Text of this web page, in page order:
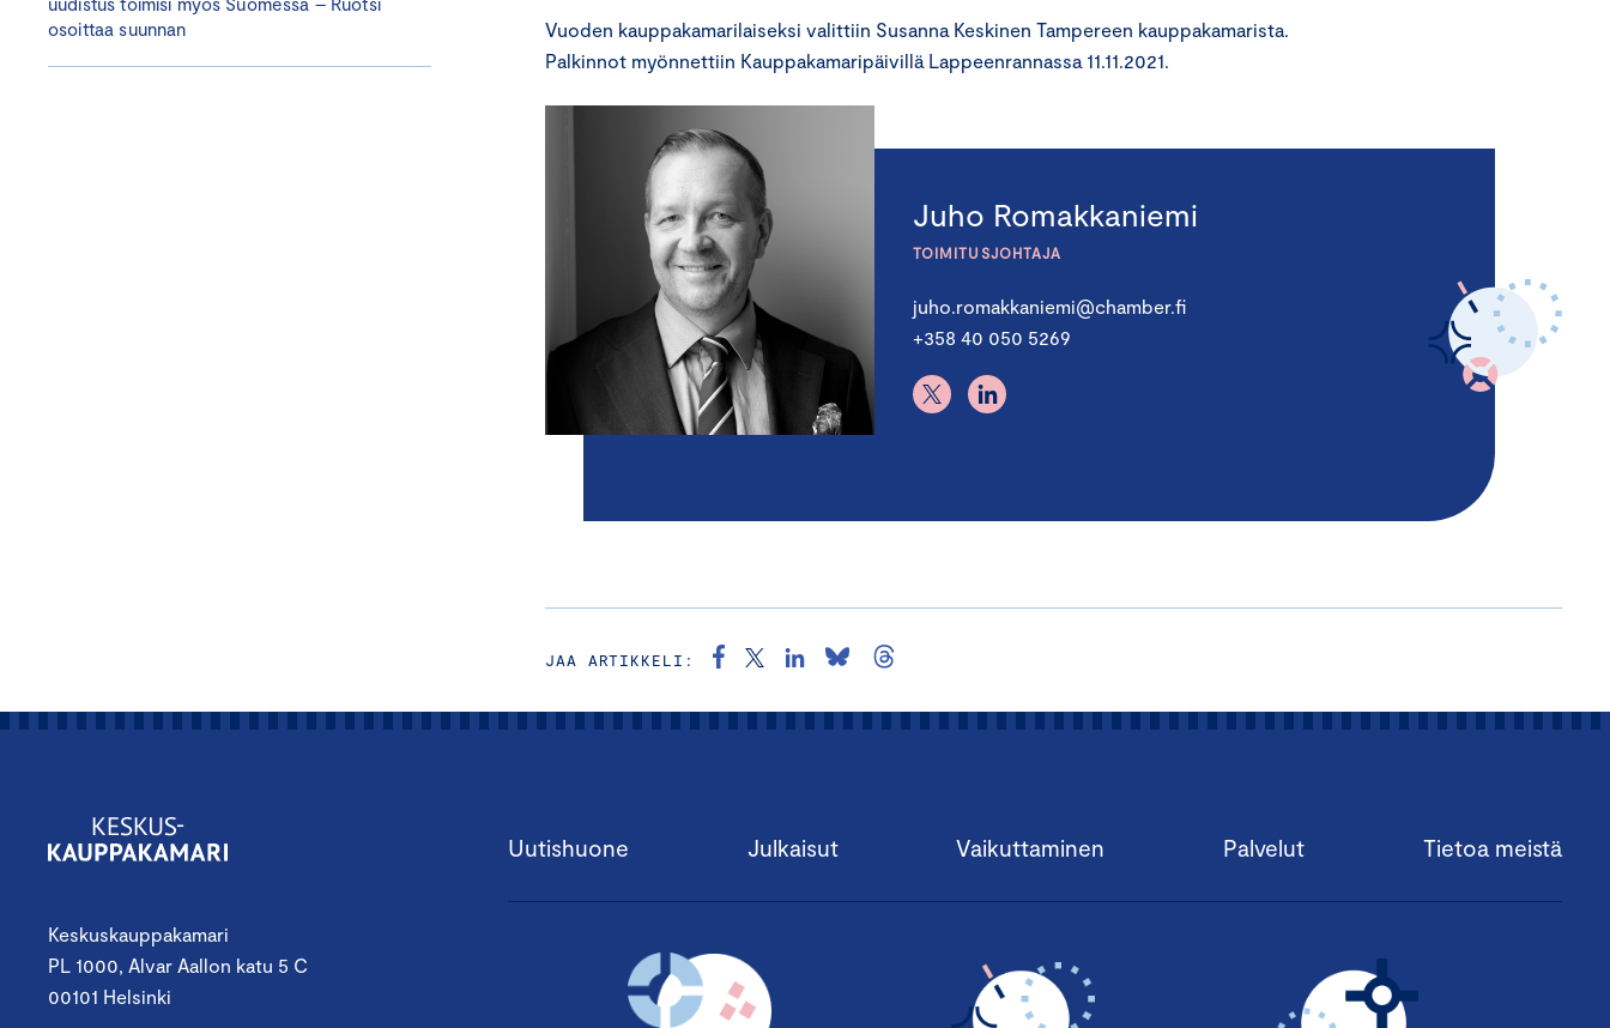
osoittaa suunnan
Vuoden kauppakamarilaiseksi valittiin Susanna Keskinen Tampereen kauppakamarista.
Palkinnot myönnettiin Kauppakamaripäivillä Lappeenrannassa 11.11.2021.
Juho Romakkaniemi
TOIMITUSJOHTAJA
juho.romakkaniemi@chamber.fi
+358 40 050 5269
JAA ARTIKKELI:
Keskuskauppakamari
PL 1000, Alvar Aallon katu 5 C
00101 Helsinki
Uutishuone Julkaisut Vaikuttaminen Palvelut Tietoa meistä